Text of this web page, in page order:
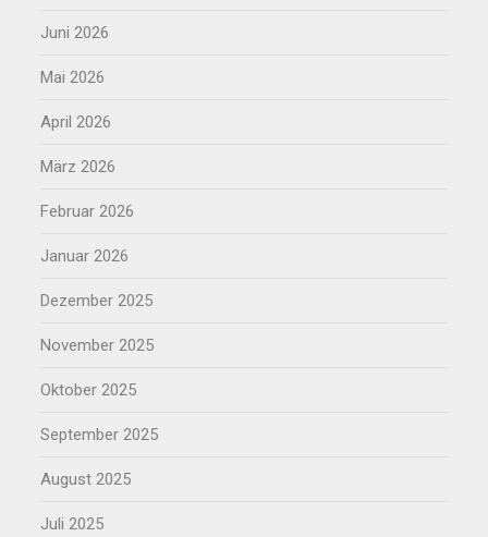
Juni 2026
Mai 2026
April 2026
März 2026
Februar 2026
Januar 2026
Dezember 2025
November 2025
Oktober 2025
September 2025
August 2025
Juli 2025